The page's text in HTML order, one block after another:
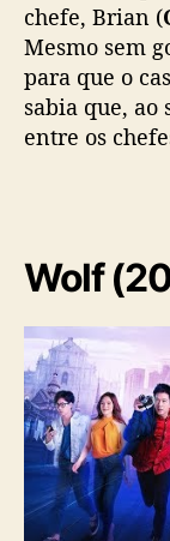
chefe, Brian (
Mesmo sem
para que o
sabia que, ao
entre os
Wolf